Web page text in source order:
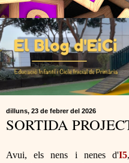
dilluns, 23 de febrer del 2026
SORTIDA
Avui, els nens i nenes d'I5